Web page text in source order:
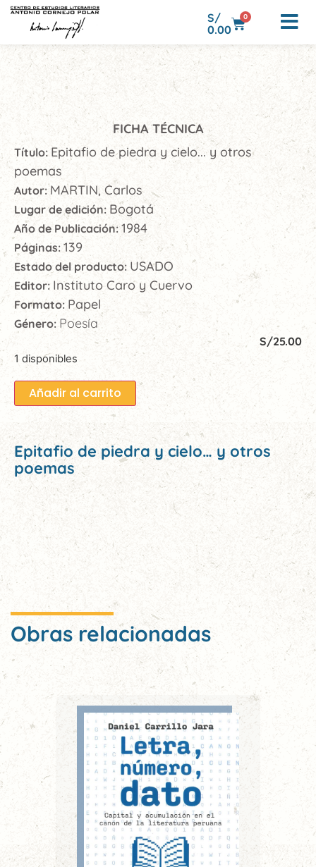
S/
0.00
0
FICHA TÉCNICA
Título: Epitafio de piedra y cielo... y otros
poemas
Autor: MARTIN, Carlos
Lugar de edición: Bogotá
Año de Publicación:1984
Páginas: 139
Estado del producto: USADO
Editor: Instituto Caro y Cuervo
Formato: Papel
Género: Poesía
S/25.00
1 disponibles
Añadir al carrito
Epitafio de piedra y cielo… y otros
poemas
Obras relacionadas